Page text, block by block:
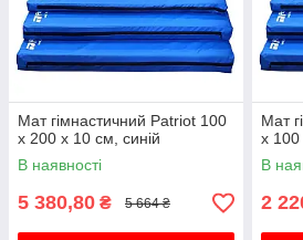
Мат гімнастичний Patriot 100
х 200 х 10 см, синій
В наявності
5 380,80 ₴ 5 664 ₴
Мат
х 100
В
2